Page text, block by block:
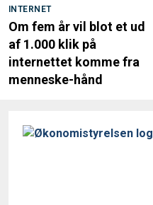
INTERNET
Om fem år vil blot et ud
af 1.000 klik på
internettet komme fra
menneske-hånd